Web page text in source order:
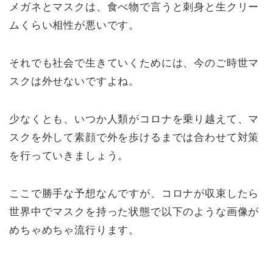
メガネとマスクは、食べ物で言うと刺身と生クリー
ムくらい相性が悪いです。
それでも社会で生きていくためには、今のご時世マ
スクは外せないですよね。
少なくとも、いつか人類がコロナを乗り越えて、マ
スクを外して素顔で外を歩けるまでは合わせて対策
を行っていきましょう。
ここで勝手な予想なんですが、コロナが収束したら
世界中でマスクを持った状態で以下のような画像が
めちゃめちゃ流行ります。